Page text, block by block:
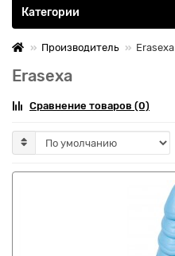
Все категории
Категории
Производитель Erasexa
Erasexa
Сравнение товаров (0)